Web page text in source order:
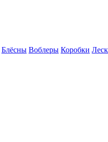
Блёсны Воблеры Коробки